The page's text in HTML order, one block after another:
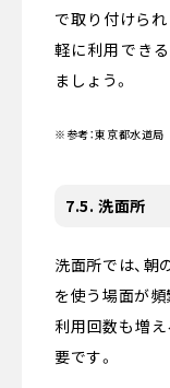
で取り付けら
軽に利用でき
ましょう。
※参考：東京都水道局
7.5. 洗面所
洗面所では、朝
を使う場面が
利用回数も増
要です。